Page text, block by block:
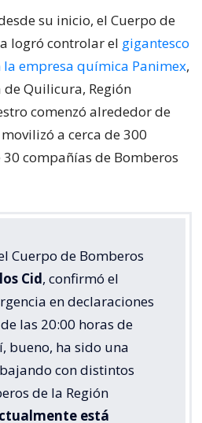
su inicio, el Cuerpo de
logró controlar el gigantesco
empresa química Panimex,
Quilicura, Región
comenzó alrededor de
a cerca de 300
compañías de Bomberos
Cuerpo de Bomberos
Cid, confirmó el
en declaraciones
las 20:00 horas de
bueno, ha sido una
con distintos
de la Región
está